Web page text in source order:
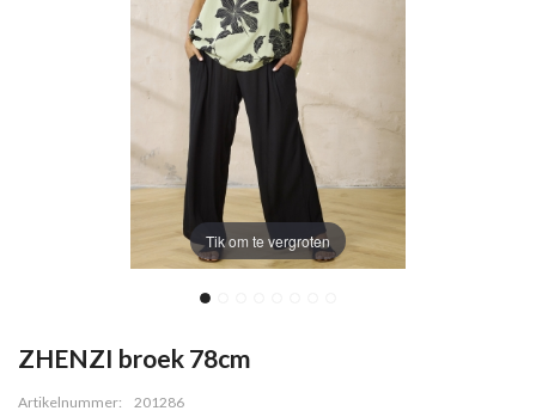
Tik om te vergroten
ZHENZI broek 78cm
Artikelnummer:
201286